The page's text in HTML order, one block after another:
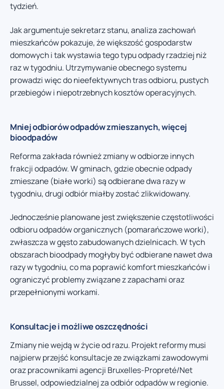
tydzień.
Jak argumentuje sekretarz stanu, analiza zachowań
mieszkańców pokazuje, że większość gospodarstw
domowych i tak wystawia tego typu odpady rzadziej niż
raz w tygodniu. Utrzymywanie obecnego systemu
prowadzi więc do nieefektywnych tras odbioru, pustych
przebiegów i niepotrzebnych kosztów operacyjnych.
Mniej odbiorów odpadów zmieszanych, więcej
bioodpadów
Reforma zakłada również zmiany w odbiorze innych
frakcji odpadów. W gminach, gdzie obecnie odpady
zmieszane (białe worki) są odbierane dwa razy w
tygodniu, drugi odbiór miałby zostać zlikwidowany.
Jednocześnie planowane jest zwiększenie częstotliwości
odbioru odpadów organicznych (pomarańczowe worki),
zwłaszcza w gęsto zabudowanych dzielnicach. W tych
obszarach bioodpady mogłyby być odbierane nawet dwa
razy w tygodniu, co ma poprawić komfort mieszkańców i
ograniczyć problemy związane z zapachami oraz
przepełnionymi workami.
Konsultacje i możliwe oszczędności
Zmiany nie wejdą w życie od razu. Projekt reformy musi
najpierw przejść konsultacje ze związkami zawodowymi
oraz pracownikami agencji Bruxelles-Propreté/Net
Brussel, odpowiedzialnej za odbiór odpadów w regionie.